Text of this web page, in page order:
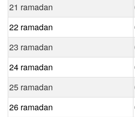
21 ramadan
22 ramadan
23 ramadan
24 ramadan
25 ramadan
26 ramadan